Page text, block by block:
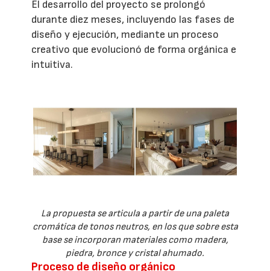
El desarrollo del proyecto se prolongó
durante diez meses, incluyendo las fases de
diseño y ejecución, mediante un proceso
creativo que evolucionó de forma orgánica e
intuitiva.
La propuesta se articula a partir de una paleta
cromática de tonos neutros, en los que sobre esta
base se incorporan materiales como madera,
piedra, bronce y cristal ahumado.
Proceso de diseño orgánico